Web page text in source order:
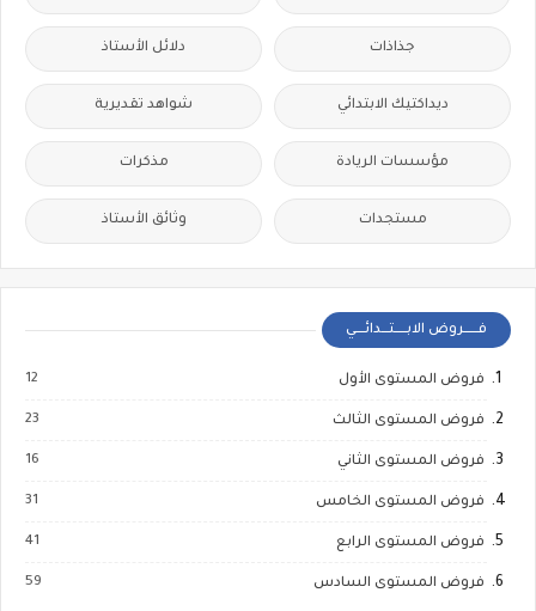
جذاذات دلائل الأستاذ
ديداكتيك الابتدائي شواهد تقديرية
مؤسسات الريادة مذكرات
مستجدات وثائق الأستاذ
فــــــروض الابـــــتـــدائــــي
فروض المستوى الأول 12
فروض المستوى الثالث 23
فروض المستوى الثاني 16
فروض المستوى الخامس 31
فروض المستوى الرابع 41
فروض المستوى السادس 59